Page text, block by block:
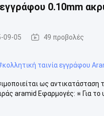
0.10mm
09-05 49 προβολές
κολλητική ταινία εγγράφου
ως
aramid Εφαρμογές: ※ Για το